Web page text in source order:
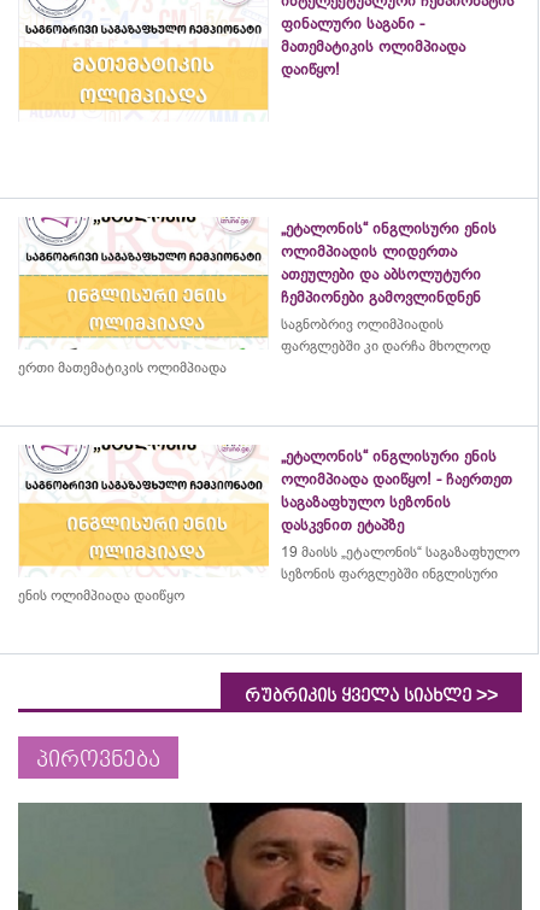
ფინალური საგანი -
მათემატიკის ოლიმპიადა
დაიწყო!
„ეტალონის“ ინგლისური ენის
ოლიმპიადის ლიდერთა
ათეულები და აბსოლუტური
ჩემპიონები გამოვლინდნენ
საგნობრივ ოლიმპიადის
ფარგლებში კი დარჩა მხოლოდ
ერთი მათემატიკის ოლიმპიადა
„ეტალონის“ ინგლისური ენის
ოლიმპიადა დაიწყო! - ჩაერთეთ
საგაზაფხულო სეზონის
დასკვნით ეტაპზე
19 მაისს „ეტალონის“ საგაზაფხულო
სეზონის ფარგლებში ინგლისური
ენის ოლიმპიადა დაიწყო
რუბრიკის ყველა სიახლე >>
პიროვნება